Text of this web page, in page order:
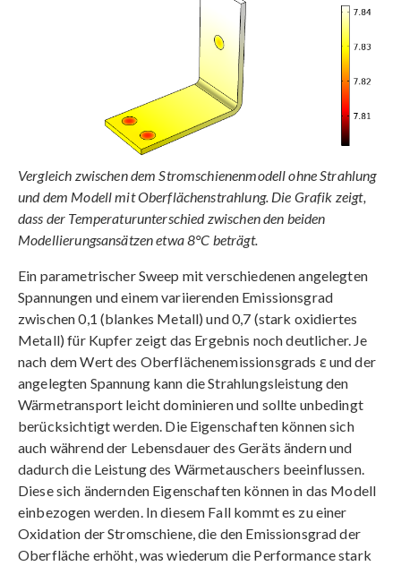
Vergleich zwischen dem Stromschienenmodell ohne Strahlung
und dem Modell mit Oberflächenstrahlung. Die Grafik zeigt,
dass der Temperaturunterschied zwischen den beiden
Modellierungsansätzen etwa 8°C beträgt.
Ein parametrischer Sweep mit verschiedenen angelegten
Spannungen und einem variierenden Emissionsgrad
zwischen 0,1 (blankes Metall) und 0,7 (stark oxidiertes
Metall) für Kupfer zeigt das Ergebnis noch deutlicher. Je
nach dem Wert des Oberflächenemissionsgrads ε und der
angelegten Spannung kann die Strahlungsleistung den
Wärmetransport leicht dominieren und sollte unbedingt
berücksichtigt werden. Die Eigenschaften können sich
auch während der Lebensdauer des Geräts ändern und
dadurch die Leistung des Wärmetauschers beeinflussen.
Diese sich ändernden Eigenschaften können in das Modell
einbezogen werden. In diesem Fall kommt es zu einer
Oxidation der Stromschiene, die den Emissionsgrad der
Oberfläche erhöht, was wiederum die Performance stark